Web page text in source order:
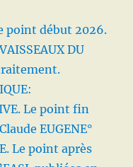
point début 2026.
DU
Le point fin
EUGENE°
Le point après